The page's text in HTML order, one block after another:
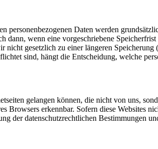
personenbezogenen Daten werden
wenn eine vorgeschriebene
nicht gesetzlich zu einer längeren
sind, hängt die Entscheidung, welche
gelangen können, die nicht von uns,
Browsers erkennbar. Sofern diese Websites
der datenschutzrechtlichen Bestimmungen